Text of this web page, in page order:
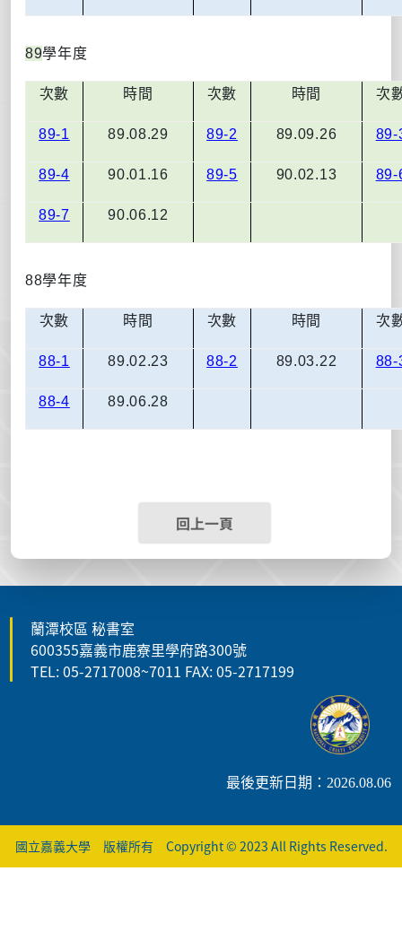
89學年度
次數 時間 次數 時間 次
89-1 89.08.29 89-2 89.09.26 89-
89-4 90.01.16 89-5 90.02.13 89-
89-7 90.06.12
88學年度
次數 時間 次數 時間 次
88-1 89.02.23 88-2 89.03.22 88-
88-4 89.06.28
回上一頁
蘭潭校區 秘書室
600355嘉義市鹿寮里學府路300號
TEL: 05-2717008~7011 FAX: 05-2717199
最後更新日期：2026.08.06
國立嘉義大學 版權所有 Copyright © 2023 All Rights Reserved.